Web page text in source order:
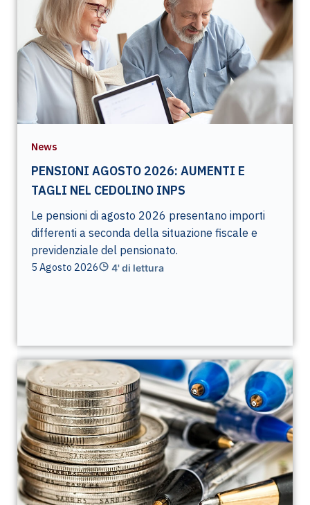
News
PENSIONI AGOSTO 2026: AUMENTI E
TAGLI NEL CEDOLINO INPS
Le pensioni di agosto 2026 presentano importi
differenti a seconda della situazione fiscale e
previdenziale del pensionato.
5 Agosto 2026 4' di lettura